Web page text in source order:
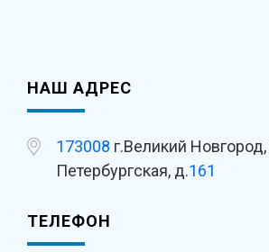
НАШ АДРЕС
173008 г.Великий
Петербургская, д.161
ТЕЛЕФОН